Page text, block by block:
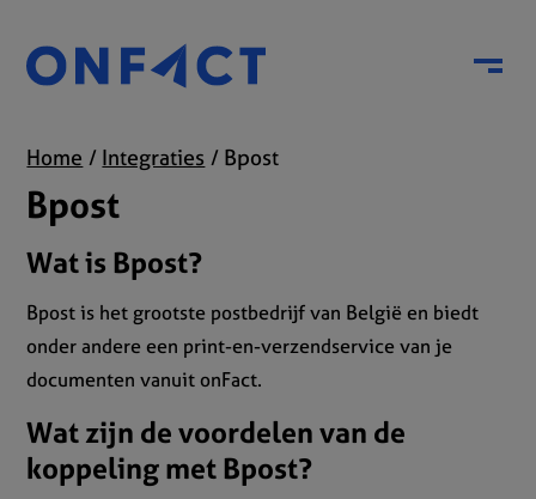
Menu
Home Integraties Bpost
Bpost
Wat is Bpost?
Bpost is het grootste postbedrijf van België en biedt
onder andere een print-en-verzendservice van je
documenten vanuit onFact.
Wat zijn de voordelen van de
koppeling met Bpost?